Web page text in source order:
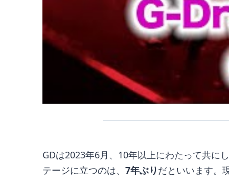
GDは2023年6月、10年以上にわたって共に
テージに立つのは、 7年ぶりだといいます。